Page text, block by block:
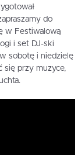
do
w Festiwalową
i set DJ-ski
sobotę i niedzielę
się przy muzyce,